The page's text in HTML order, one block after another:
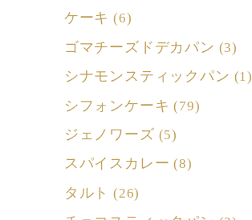
ケーキ (6)
ゴマチーズドデカパン (3)
シナモンスティックパン (1)
シフォンケーキ (79)
ジェノワーズ (5)
スパイスカレー (8)
タルト (26)